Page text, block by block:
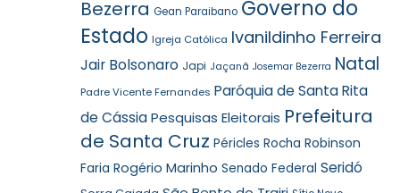
Bezerra Gean Paraibano Governo do
Estado Igreja Católica Ivanildinho Ferreira
Jair Bolsonaro Japi Jaçanã Josemar Bezerra Natal
Padre Vicente Fernandes Paróquia de Santa Rita
de Cássia Pesquisas Eleitorais Prefeitura
de Santa Cruz Péricles Rocha Robinson
Faria Rogério Marinho Senado Federal Seridó